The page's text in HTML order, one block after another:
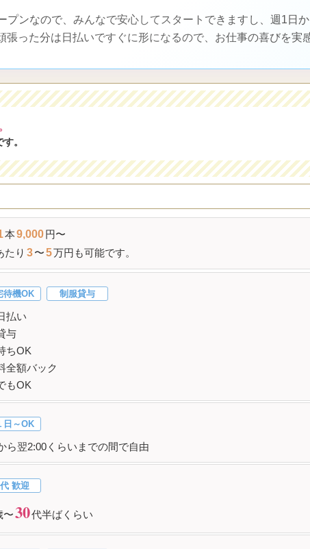
プンなので、みんなで安心してスタートできますし、週1日
張った分は日払いですぐに形になるので、お仕事の喜びを実
。
本9,000円〜
たり 3〜5万円も可能です。
待機OK 制服貸与
払い
与
ちOK
全額バック
もOK
日～OK
ら翌2:00くらいまでの間で自由
歓迎
〜30代半ばくらい